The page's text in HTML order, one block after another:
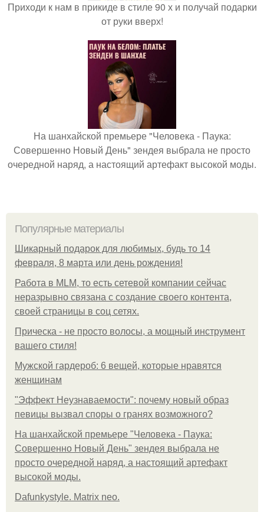
Приходи к нам в прикиде в стиле 90 х и получай подарки
от руки вверх!
На шанхайской премьере "Человека - Паука:
Совершенно Новый День" зендея выбрала не просто
очередной наряд, а настоящий артефакт высокой моды.
Популярные материалы
Шикарный подарок для любимых, будь то 14
февраля, 8 марта или день рождения!
Работа в MLM, то есть сетевой компании сейчас
неразрывно связана с создание своего контента,
своей страницы в соц сетях.
Прическа - не просто волосы, а мощный инструмент
вашего стиля!
Мужской гардероб: 6 вещей, которые нравятся
женщинам
"Эффект Неузнаваемости": почему новый образ
певицы вызвал споры о гранях возможного?
На шанхайской премьере "Человека - Паука:
Совершенно Новый День" зендея выбрала не
просто очередной наряд, а настоящий артефакт
высокой моды.
Dafunkystyle. Matrix neo.